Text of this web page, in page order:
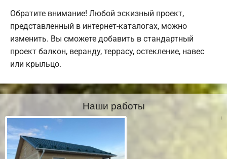
Обратите внимание! Любой эскизный проект,
представленный в интернет-каталогах, можно
изменить. Вы сможете добавить в стандартный
проект балкон, веранду, террасу, остекление, навес
или крыльцо.
Наши работы